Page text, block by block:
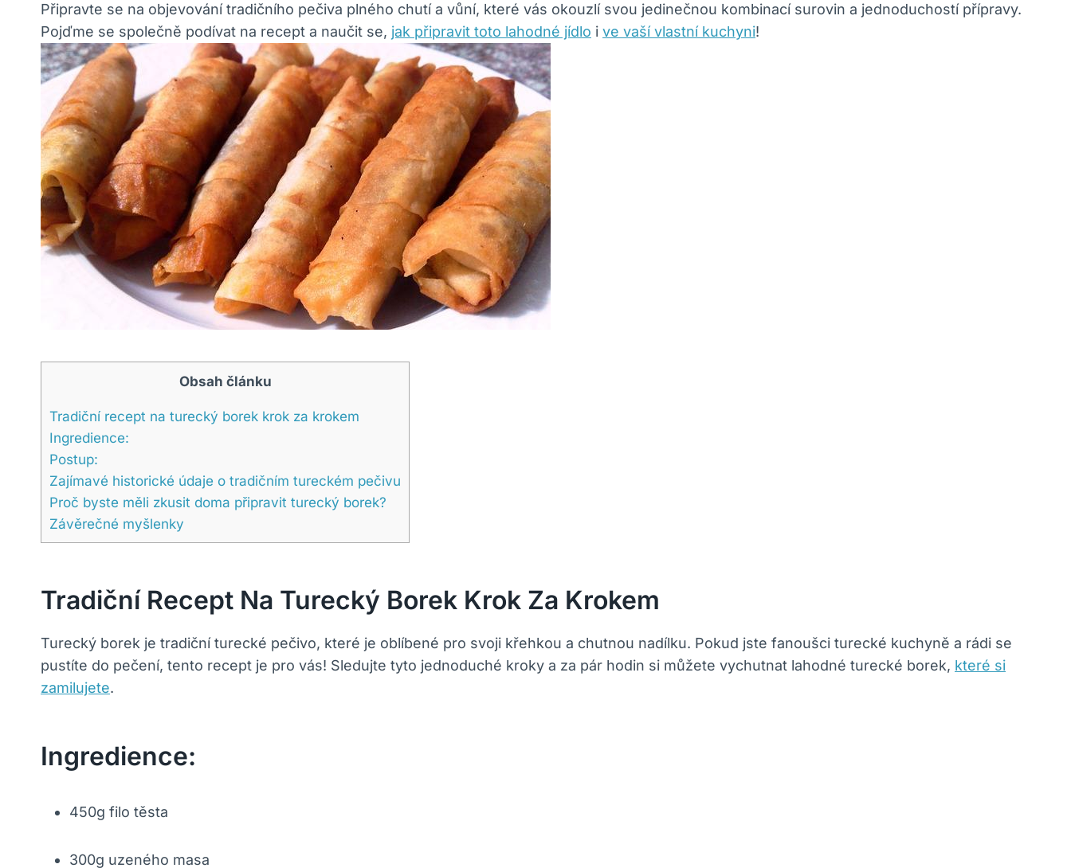
Připravte se na objevování tradičního pečiva plného chutí a vůní, které vás okouzlí svou jedinečnou kombinací surovin a jednoduchostí přípravy.
Pojďme se společně podívat na recept a naučit se, jak připravit toto lahodné jídlo i ve vaší vlastní kuchyni!
Obsah článku
Tradiční recept na turecký borek krok za krokem
Ingredience:
Postup:
Zajímavé historické údaje o tradičním tureckém pečivu
Proč byste měli zkusit doma připravit turecký borek?
Závěrečné myšlenky
Tradiční Recept Na Turecký Borek Krok Za Krokem
Turecký borek je tradiční turecké pečivo, které je oblíbené pro svoji křehkou a chutnou nadílku. Pokud jste fanoušci turecké kuchyně a rádi se
pustíte do pečení, tento recept je pro vás! Sledujte tyto jednoduché kroky a za pár hodin si můžete vychutnat lahodné turecké borek, které si
zamilujete.
Ingredience:
450g filo těsta
300g uzeného masa